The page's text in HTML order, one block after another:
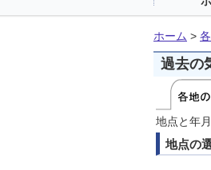
ホーム >
過去の
地点と年
地点の